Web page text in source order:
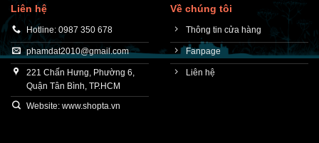
Liên hệ
Hotline: 0987 350 678
phamdat2010@gmail.com
221 Chấn Hưng, Phường 6,
Quận Tân Bình, TP.HCM
Website: www.shopta.vn
Về chúng tôi
Thông tin cửa hàng
Fanpage
Liên hệ